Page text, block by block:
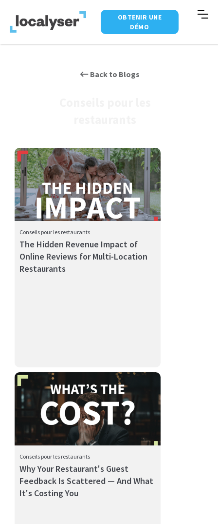
OBTENIR UNE
DÉMO
Back to Blogs
Conseils pour les restaurants
The Hidden Revenue Impact of
Online Reviews for Multi-Location
Restaurants
Online reviews directly impact a multi-location
restaurant's vis...
Conseils pour les restaurants
Why Your Restaurant's Guest
Feedback Is Scattered — And What
It's Costing You